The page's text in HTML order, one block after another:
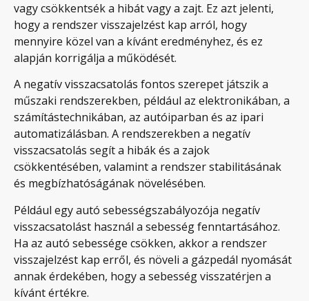
vagy csökkentsék a hibát vagy a zajt. Ez azt jelenti,
hogy a rendszer visszajelzést kap arról, hogy
mennyire közel van a kívánt eredményhez, és ez
alapján korrigálja a működését.
A negatív visszacsatolás fontos szerepet játszik a
műszaki rendszerekben, például az elektronikában, a
számítástechnikában, az autóiparban és az ipari
automatizálásban. A rendszerekben a negatív
visszacsatolás segít a hibák és a zajok
csökkentésében, valamint a rendszer stabilitásának
és megbízhatóságának növelésében.
Például egy autó sebességszabályozója negatív
visszacsatolást használ a sebesség fenntartásához.
Ha az autó sebessége csökken, akkor a rendszer
visszajelzést kap erről, és növeli a gázpedál nyomását
annak érdekében, hogy a sebesség visszatérjen a
kívánt értékre.